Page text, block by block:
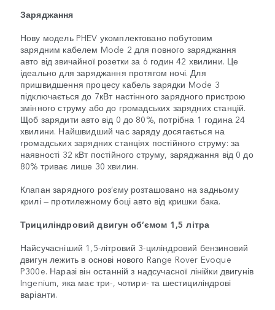
Заряджання
Нову модель PHEV укомплектовано побутовим
зарядним кабелем Mode 2 для повного заряджання
авто від звичайної розетки за 6 годин 42 хвилини. Це
ідеально для заряджання протягом ночі. Для
пришвидшення процесу кабель зарядки Mode 3
підключається до 7кВт настінного зарядного пристрою
змінного струму або до громадських зарядних станцій.
Щоб зарядити авто від 0 до 80%, потрібна 1 година 24
хвилини. Найшвидший час заряду досягається на
громадських зарядних станціях постійного струму: за
наявності 32 кВт постійного струму, заряджання від 0 до
80% триває лише 30 хвилин.
Клапан зарядного роз’єму розташовано на задньому
крилі — протилежному боці авто від кришки бака.
Трициліндровий двигун об’ємом 1,5 літра
Найсучасніший 1,5-літровий 3-циліндровий бензиновий
двигун лежить в основі нового Range Rover Evoque
P300e. Наразі він останній з надсучасної лінійки двигунів
Ingenium, яка має три-, чотири- та шестициліндрові
варіанти.